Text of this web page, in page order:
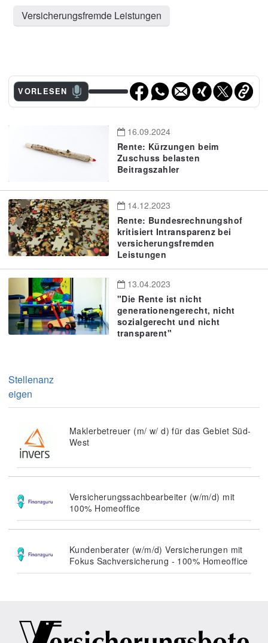
Versicherungsfremde Leistungen
VORLESEN
16.09.2024
Rente: Kürzungen beim
Zuschuss belasten
Beitragszahler
14.12.2023
Rente: Bundesrechnungshof
kritisiert Intransparenz bei
versicherungsfremden
Leistungen
13.04.2023
"Die Rente ist nicht
generationengerecht, nicht
sozialgerecht und nicht
transparent"
Stellenanz
eigen
Maklerbetreuer (m/ w/ d) für das Gebiet Süd-
West
Versicherungssachbearbeiter (w/m/d) mit
100% Homeoffice
Kundenberater (w/m/d) Versicherungen mit
Fokus Sachversicherung - 100% Homeoffice